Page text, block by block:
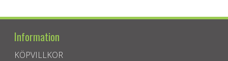
Information
KÖPVILLKOR